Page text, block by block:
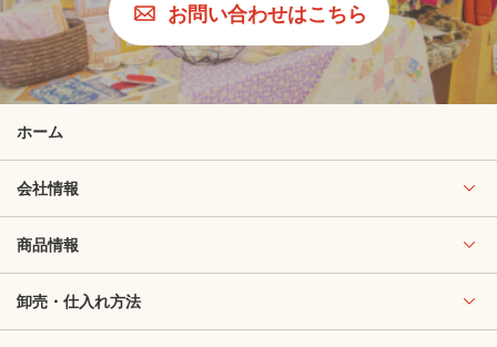
お問い合わせはこちら
ホーム
会社情報
商品情報
卸売・仕入れ方法